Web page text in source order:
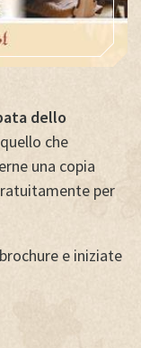
dello
che
una copia
per
e iniziate